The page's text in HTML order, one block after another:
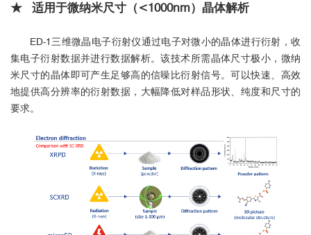
★ 适用于微纳米尺寸（<1000nm） 晶体解析
ED-1三维微晶电子衍射仪通过电子对微小的晶体进行衍射，收
集电子衍射数据并进行数据解析。该技术所需晶体尺寸极小，微纳
米尺寸的晶体即可产生足够高的信噪比衍射信号。可以快速、高效
地提供高分辨率的衍射数据，大幅降低对样品形状、纯度和尺寸的
要求。